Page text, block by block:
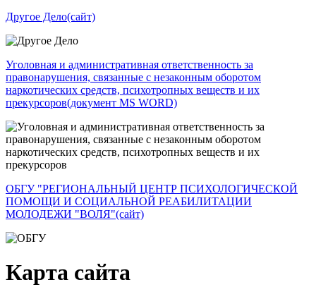
Другое Дело(сайт)
Уголовная и административная ответственность за
правонарушения, связанные с незаконным оборотом
наркотических средств, психотропных веществ и их
прекурсоров(документ MS WORD)
ОБГУ "РЕГИОНАЛЬНЫЙ ЦЕНТР ПСИХОЛОГИЧЕСКОЙ
ПОМОЩИ И СОЦИАЛЬНОЙ РЕАБИЛИТАЦИИ
МОЛОДЕЖИ "ВОЛЯ"(сайт)
Карта сайта